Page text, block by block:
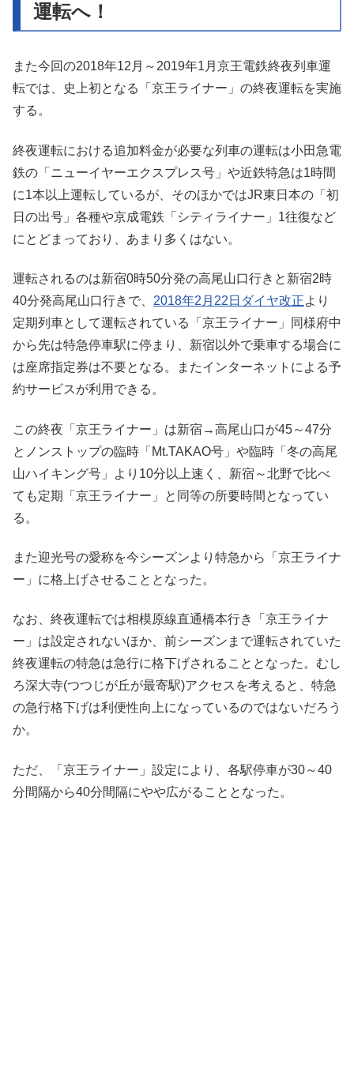
運転へ！
また今回の2018年12月～2019年1月京王電鉄終夜列車運
転では、史上初となる「京王ライナー」の終夜運転を実施
する。
終夜運転における追加料金が必要な列車の運転は小田急電
鉄の「ニューイヤーエクスプレス号」や近鉄特急は1時間
に1本以上運転しているが、そのほかではJR東日本の「初
日の出号」各種や京成電鉄「シティライナー」1往復など
にとどまっており、あまり多くはない。
運転されるのは新宿0時50分発の高尾山口行きと新宿2時
40分発高尾山口行きで、 2018年2月22日ダイヤ改正より
定期列車として運転されている「京王ライナー」同様府中
から先は特急停車駅に停まり、新宿以外で乗車する場合に
は座席指定券は不要となる。またインターネットによる予
約サービスが利用できる。
この終夜「京王ライナー」は新宿→高尾山口が45～47分
とノンストップの臨時「Mt.TAKAO号」や臨時「冬の高尾
山ハイキング号」より10分以上速く、新宿～北野で比べ
ても定期「京王ライナー」と同等の所要時間となってい
る。
また迎光号の愛称を今シーズンより特急から「京王ライナ
ー」に格上げさせることとなった。
なお、終夜運転では相模原線直通橋本行き「京王ライナ
ー」は設定されないほか、前シーズンまで運転されていた
終夜運転の特急は急行に格下げされることとなった。むし
ろ深大寺(つつじが丘が最寄駅)アクセスを考えると、特急
の急行格下げは利便性向上になっているのではないだろう
か。
ただ、「京王ライナー」設定により、各駅停車が30～40
分間隔から40分間隔にやや広がることとなった。